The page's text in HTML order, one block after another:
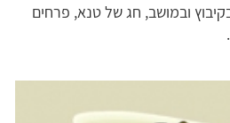
ובמושב, חג של טנא, פרחים